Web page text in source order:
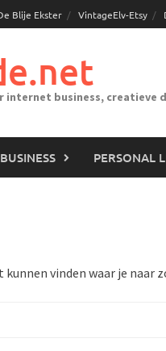
Blije Ekster VintageElv-Etsy
internet business, creatieve
PERSONAL
vinden waar je naar